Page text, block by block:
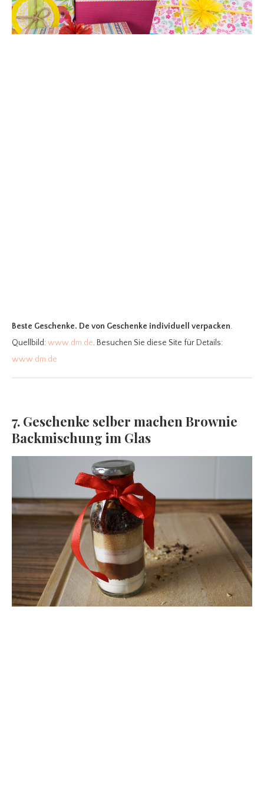
Beste Geschenke. De von Geschenke individuell verpacken.
Quellbild:www.dm.de. Besuchen Sie diese Site für Details:
www.dm.de
7. Geschenke selber machen Brownie
Backmischung im Glas